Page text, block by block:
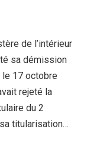
de l’intérieur
sa démission
le 17 octobre
rejeté la
du 2
titularisation…